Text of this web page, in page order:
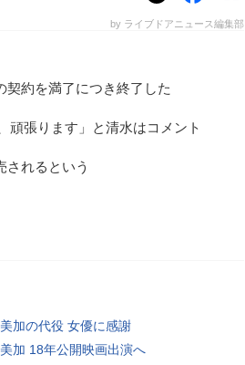
by ライブドアニュース編集部
契約を満了につき終了した
頑張ります」と清水はコメント
されるという
加の代役 女優に感謝
加 18年公開映画出演へ